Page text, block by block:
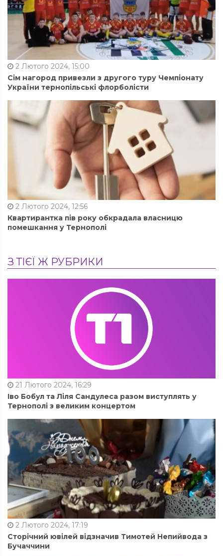
2 Лютого 2024, 15:00
Сім нагород привезли з другого туру Чемпіонату
України тернопільські флорболісти
2 Лютого 2024, 12:56
Квартирантка пів року обкрадала власницю
помешкання у Тернополі
З ТІЄЇ Ж РУБРИКИ
21 Лютого 2024, 16:29
Іво Бобул та Ліля Сандулеса разом виступлять у
Тернополі з великим концертом
2 Лютого 2024, 17:19
Сторічний ювілей відзначив Тимотей Непийвода з
Бучаччини